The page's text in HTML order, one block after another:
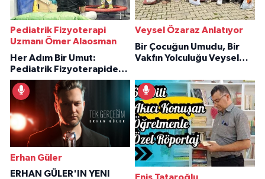
Pediatrik Fizyoterapi
Uzmanı Ömer Alaosman
Her Adım Bir Umut:
Pediatrik Fizyoterapiden
İlham Veren Hikâyeler
Veysel Özaraz Anlatıyor
Bir Çocuğun Umudu, Bir
Vakfın Yolculuğu Veysel
Erhan Güler
ERHAN GÜLER'IN YENI